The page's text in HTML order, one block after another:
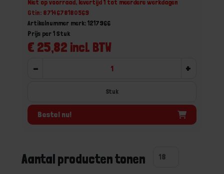
Niet op voorraad, levertijd 1 tot meerdere werkdagen
Gtin: 8714678180569
Artikelnummer merk: 1217966
€ 25,82 incl. BTW
Prijs per 1 Stuk
- +
Stuk
Bestel nu!
Aantal producten tonen